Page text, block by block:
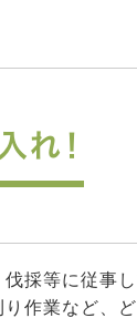
れ！
採等に従事
作業など、